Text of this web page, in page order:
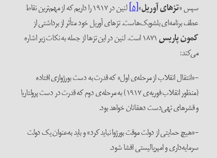
سپس «تزهای آوریل»[۵]
لنین در ۱۹۱۷ را داریم که از مهم‌ترین نقاط
عطف برنامه‌ای بلشویک‌هاست. تز‌های آوریل خود متأثر از برداشتی از
کمون پاریس
۱۸۷۱ است. لنین در این تز‌ها از جمله به نکات زیر اشاره
می‌کند:
-«انتقال انقلاب از مرحله‌ی اول» که قدرت به دست بورژوازی افتاده
(منظور انقلاب فوریه‌ی ۱۹۱۷) به مرحله‌ی دوم که قدرت در دست پرولتاریا
و قشرهای تهی‌دست دهقانان خواهد بود.
-«هیچ حمایتی از دولت موقت بورژوا نباید کرد» و باید به‌عنوان یک دولت
سرمایه‌داری و امپریالیستی افشا شود.